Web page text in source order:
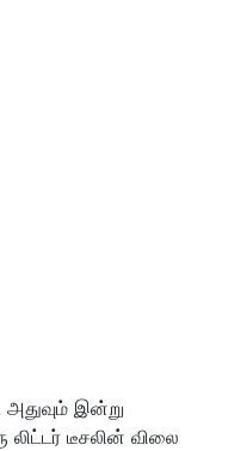
அதுவும் இன்று
லிட்டர் டீசலின் விலை